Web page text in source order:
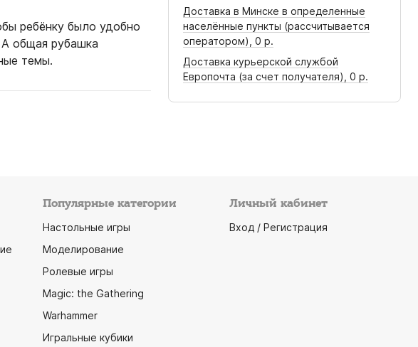
Доставка в Минске в определенные
населённые пункты (рассчитывается
оператором),
0 р.
Доставка курьерской службой
Европочта (за счет получателя),
0 р.
ребёнку было удобно
А общая рубашка
темы.
Популярные категории
Настольные игры
Моделирование
Ролевые игры
Magic: the Gathering
Warhammer
Игральные кубики
Личный кабинет
Вход / Регистрация